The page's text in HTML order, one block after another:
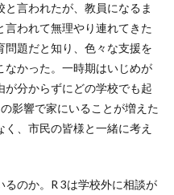
言われたが、教員になるま
われて無理やり連れてきた
題だと知り、色々な支援を
なかった。一時期はいじめが
が分からずにどの学校でも起
影響で家にいることが増えた
、市民の皆様と一緒に考え
のか。R 3は学校外に相談が